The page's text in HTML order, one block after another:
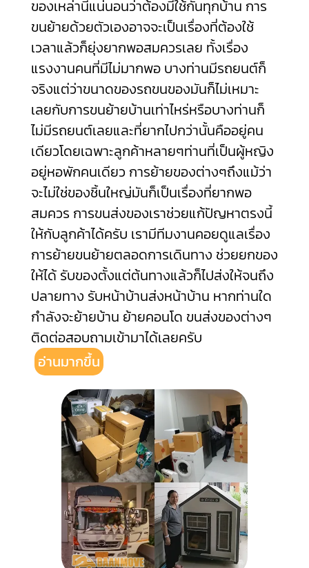
ของเหล่านี้แน่นอนว่าต้องมีใช้กันทุกบ้าน การ
ขนย้ายด้วยตัวเองอาจจะเป็นเรื่องที่ต้องใช้
เวลาแล้วก็ยุ่งยากพอสมควรเลย ทั้งเรื่อง
แรงงานคนที่มีไม่มากพอ บางท่านมีรถยนต์ก็
จริงแต่ว่าขนาดของรถขนของมันก็ไม่เหมาะ
เลยกับการขนย้ายบ้านเท่าไหร่หรือบางท่านก็
ไม่มีรถยนต์เลยและที่ยากไปกว่านั้นคืออยู่คน
เดียวโดยเฉพาะลูกค้าหลายๆท่านที่เป็นผู้หญิง
อยู่หอพักคนเดียว การย้ายของต่างๆถึงแม้ว่า
จะไม่ใช่ของชิ้นใหญ่มันก็เป็นเรื่องที่ยากพอ
สมควร การขนส่งของเราช่วยแก้ปัญหาตรงนี้
ให้กับลูกค้าได้ครับ เรามีทีมงานคอยดูแลเรื่อง
การย้ายขนย้ายตลอดการเดินทาง ช่วยยกของ
ให้ได้ รับของตั้งแต่ต้นทางแล้วก็ไปส่งให้จนถึง
ปลายทาง รับหน้าบ้านส่งหน้าบ้าน หากท่านใด
กำลังจะย้ายบ้าน ย้ายคอนโด ขนส่งของต่างๆ
ติดต่อสอบถามเข้ามาได้เลยครับ
อ่านมากขึ้น